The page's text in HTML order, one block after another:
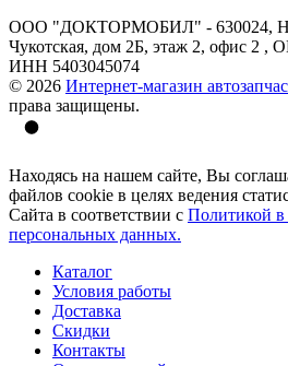
ООО "ДОКТОРМОБИЛ" - 630024,
Чукотская, дом 2Б, этаж 2, офис 2 ,
ИНН 5403045074
© 2026 Интернет-магазин
права защищены.
Находясь на нашем сайте, Вы
файлов cookie в целях ведения
Сайта в соответствии с Политикой в
персональных данных.
Каталог
Условия работы
Доставка
Скидки
Контакты